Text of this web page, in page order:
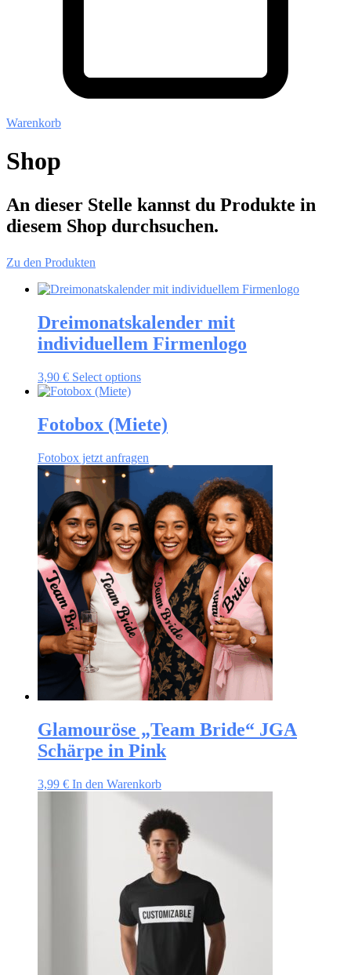
Warenkorb
Shop
An dieser Stelle kannst du Produkte in
diesem Shop durchsuchen.
Zu den Produkten
Dreimonatskalender mit
individuellem Firmenlogo
3,90 € Select options
Fotobox (Miete)
Fotobox jetzt anfragen
Glamouröse „Team Bride“ JGA
Schärpe in Pink
3,99 € In den Warenkorb